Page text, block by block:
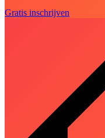
Gratis inschrijven